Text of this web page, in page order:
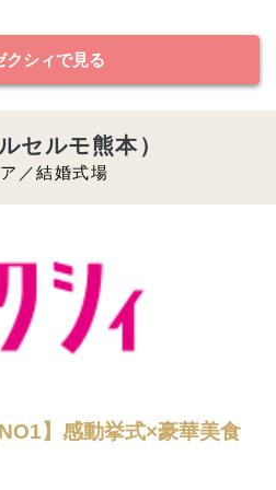
クシィで見る
／結婚式場
セルモ熊本）
】感動挙式×豪華美食